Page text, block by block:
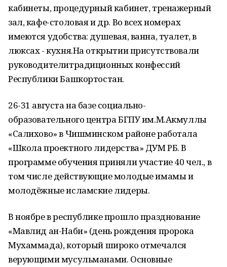
кабинеты, процедурный кабинет, тренажерный
зал, кафе-столовая и др. Во всех номерах
имеются удобства: душевая, ванна, туалет, в
люксах - кухня.На открытии присутствовали
руководителитрадиционных конфессий
Республики Башкортостан.
26-31 августа на базе социально-
образовательного центра БГПУ им.М.Акмуллы
«Салихово» в Чишминском районе работала
«Школа проектного лидерства» ДУМ РБ. В
программе обучения приняли участие 40 чел., в
том числе действующие молодые имамы и
молодёжные исламские лидеры.
В ноябре в республике прошло празднование
«Мавлид ан-Наби» (день рождения пророка
Мухаммада), который широко отмечался
верующими мусульманами. Основные